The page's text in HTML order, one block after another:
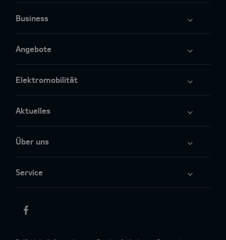
Business
Angebote
Elektromobilität
Aktuelles
Über uns
Service